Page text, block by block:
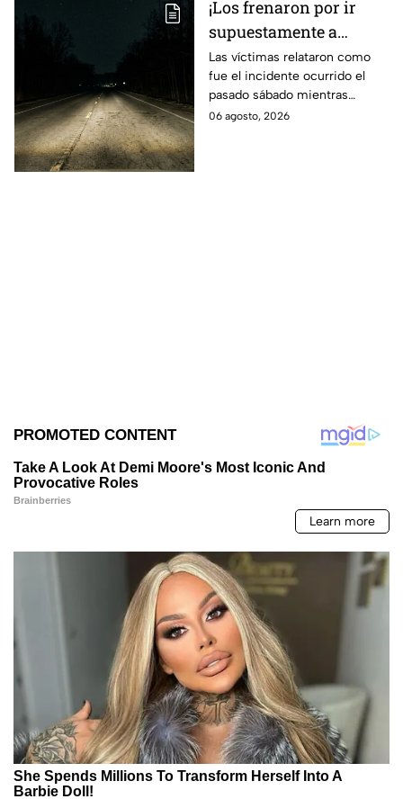
¡Los frenaron por ir
supuestamente a
exceso de velocidad!
Peregrinos de Nuevo
Laredo relatan cómo
fueron asaltados en
Las víctimas relataron como
fue el incidente ocurrido el
pasado sábado mientras
regresaban de la Ciudad de
06 agosto, 2026